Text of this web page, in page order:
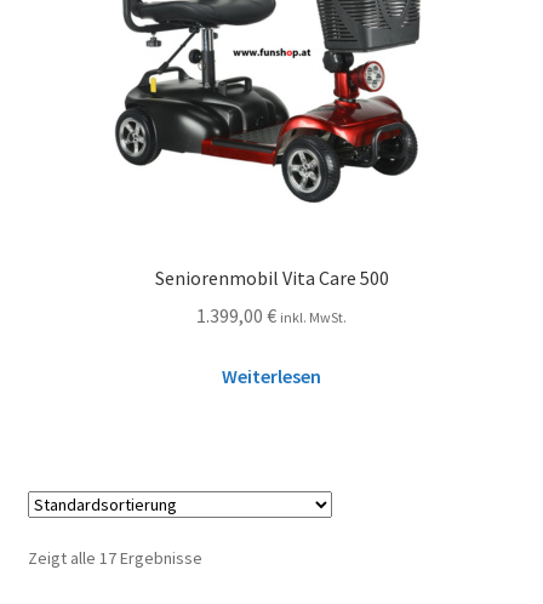
Seniorenmobil Vita Care 500
1.399,00 € inkl. MwSt.
Weiterlesen
Zeigt alle 17 Ergebnisse